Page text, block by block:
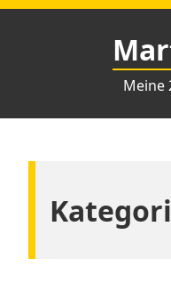
Zum
Meine